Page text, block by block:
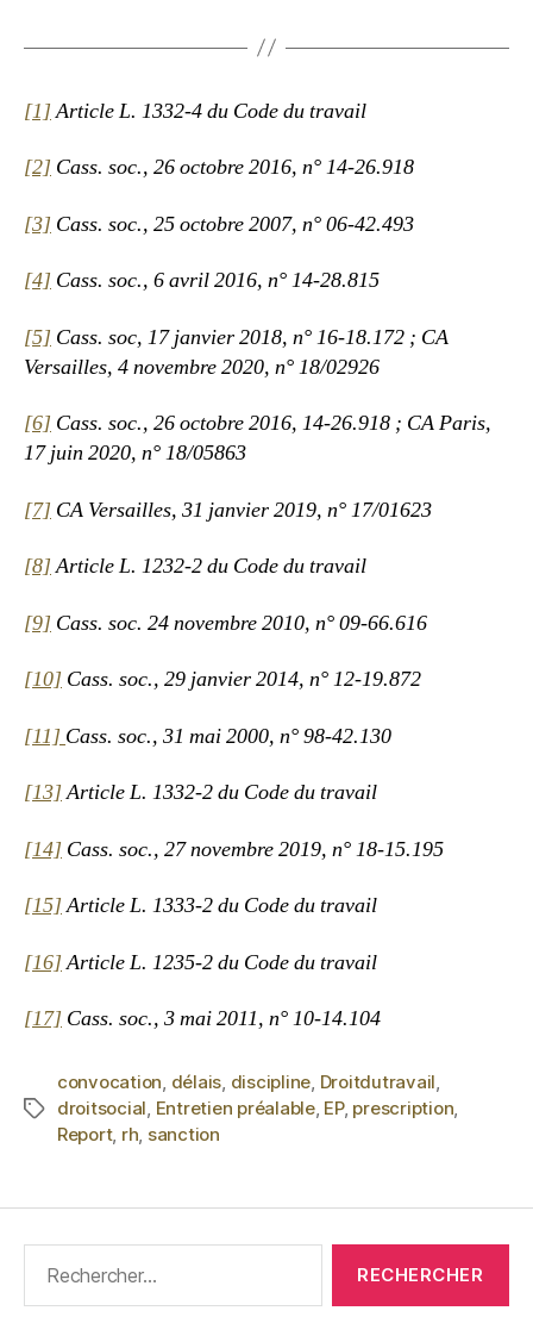
[1]Article L. 1332-4 du Code du travail
[2] Cass. soc., 26 octobre 2016, n° 14-26.918
[3] Cass. soc., 25 octobre 2007, n° 06-42.493
[4] Cass. soc., 6 avril 2016, n° 14-28.815
[5] Cass. soc, 17 janvier 2018, n° 16-18.172 ; CA
Versailles, 4 novembre 2020, n° 18/02926
[6] Cass. soc., 26 octobre 2016, 14-26.918 ; CA Paris,
17 juin 2020, n° 18/05863
[7] CA Versailles, 31 janvier 2019, n° 17/01623
[8]Article L. 1232-2 du Code du travail
[9] Cass. soc. 24 novembre 2010, n° 09-66.616
[10] Cass. soc., 29 janvier 2014, n° 12-19.872
[11] Cass. soc., 31 mai 2000, n° 98-42.130
[13] Article L. 1332-2 du Code du travail
[14] Cass. soc., 27 novembre 2019, n° 18-15.195
[15]Article L. 1333-2 du Code du travail
[16]Article L. 1235-2 du Code du travail
[17] Cass. soc., 3 mai 2011, n° 10-14.104
convocation, délais, discipline, Droitdutravail,
droitsocial, Entretien préalable, EP, prescription,
Report, rh, sanction